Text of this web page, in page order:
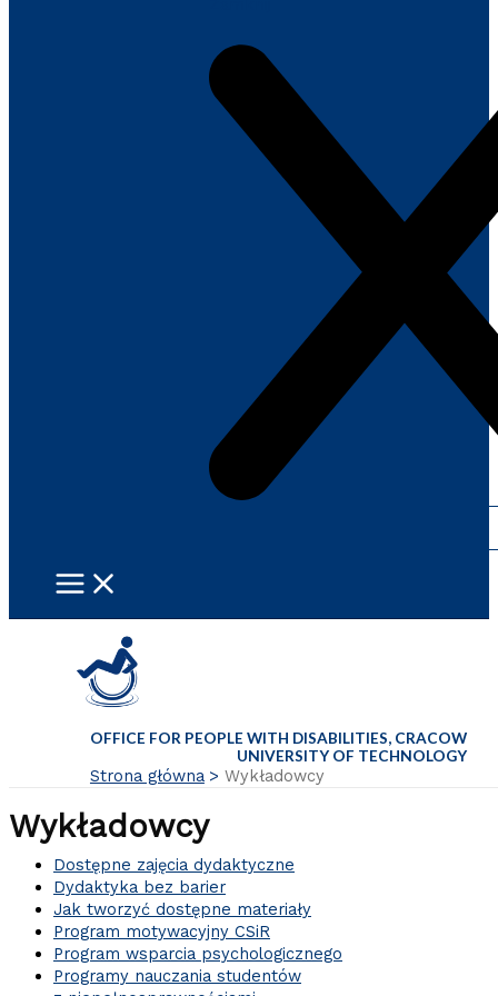
OFFICE FOR PEOPLE WITH DISABILITIES, CRACOW
UNIVERSITY OF TECHNOLOGY
Strona główna Wykładowcy
Wykładowcy
Dostępne zajęcia dydaktyczne
Dydaktyka bez barier
Jak tworzyć dostępne materiały
Program motywacyjny CSiR
Program wsparcia psychologicznego
Programy nauczania studentów